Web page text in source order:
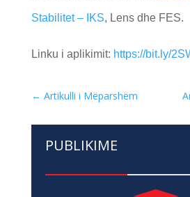
Stabilitet – IKS, Lens dhe FES.
Linku i aplikimit: https://bit.ly/
← Artikulli i Mëparshëm
PUBLIKIME